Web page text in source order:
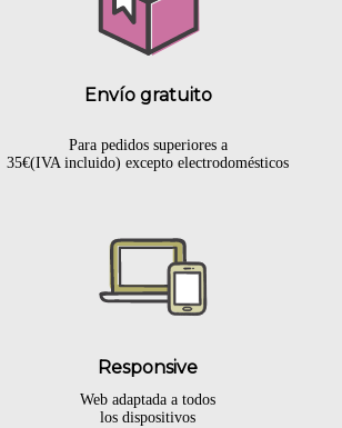
Envío gratuito
Para pedidos superiores a
35€(IVA incluido) excepto electrodomésticos
Responsive
Web adaptada a todos
los dispositivos